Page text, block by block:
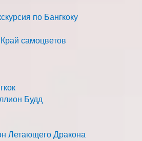
по Бангкоку
самоцветов
Будд
Летающего Дракона